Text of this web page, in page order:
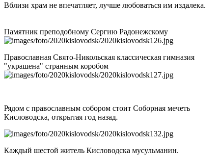
Вблизи храм не впечатляет, лучше любоваться им издалека.
Памятник преподобному Сергию Радонежскому
Православная Свято-Никольская классическая гимназия
"украшена" странным коробом
Рядом с православным собором стоит Соборная мечеть
Кисловодска, открытая год назад.
Каждый шестой житель Кисловодска мусульманин.